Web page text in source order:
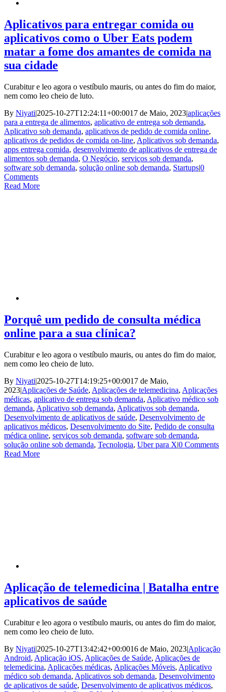
Aplicativos para entregar comida ou
aplicativos como o Uber Eats podem
matar a fome dos amantes de comida na
sua cidade
Curabitur e leo agora o vestíbulo mauris, ou antes do fim do maior,
nem como leo cheio de luto.
By Niyati|2025-10-27T12:24:11+00:0017 de Maio, 2023|aplicações
para a entrega de alimentos, aplicativo de entrega sob demanda,
Aplicativo sob demanda, aplicativos de pedido de comida online,
aplicativos de pedidos de comida on-line, Aplicativos sob demanda,
apps entrega comida, desenvolvimento de aplicativos de entrega de
alimentos sob demanda, O Negócio, serviços sob demanda,
software sob demanda, solução online sob demanda, Startups|0
Comments
Read More
Porquê um pedido de consulta médica
online para a sua clínica?
Curabitur e leo agora o vestíbulo mauris, ou antes do fim do maior,
nem como leo cheio de luto.
By Niyati|2025-10-27T14:19:25+00:0017 de Maio,
2023|Aplicações de Saúde, Aplicações de telemedicina, Aplicações
médicas, aplicativo de entrega sob demanda, Aplicativo médico sob
demanda, Aplicativo sob demanda, Aplicativos sob demanda,
Desenvolvimento de aplicativos de saúde, Desenvolvimento de
aplicativos médicos, Desenvolvimento do Site, Pedido de consulta
médica online, serviços sob demanda, software sob demanda,
solução online sob demanda, Tecnologia, Uber para X|0 Comments
Read More
Aplicação de telemedicina | Batalha entre
aplicativos de saúde
Curabitur e leo agora o vestíbulo mauris, ou antes do fim do maior,
nem como leo cheio de luto.
By Niyati|2025-10-27T13:42:42+00:0016 de Maio, 2023|Aplicação
Android, Aplicação iOS, Aplicações de Saúde, Aplicações de
telemedicina, Aplicações médicas, Aplicações Móveis, Aplicativo
médico sob demanda, Aplicativos sob demanda, Desenvolvimento
de aplicativos de saúde, Desenvolvimento de aplicativos médicos,